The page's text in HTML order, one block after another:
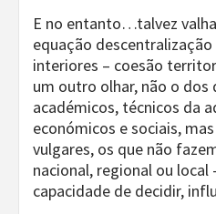
E no entanto…talvez
equação
interiores – coesão
um outro olhar, não o dos
académicos, técnicos da
económicos e sociais,
vulgares, os que não
nacional, regional ou local
capacidade de decidir,